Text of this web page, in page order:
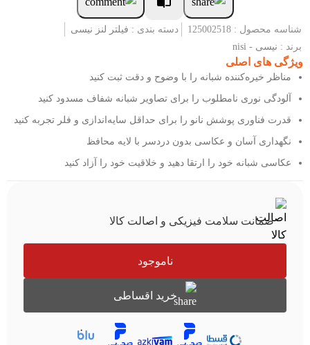
شناسه محصول : 125002518 دسته بندی : فیلتر لنز نیسی
برند : نیسی - nisi
ویژگی های اصلی
مناظر خیره‌کننده شبانه را با وضوح و دقت ثبت کنید
آلودگی نوری نامطلوب را برای تصاویر شبانه شفاف مسدود کنید
قدرت فناوری پوشش نانو را برای حداقل سایه‌اندازی و فلر تجربه کنید
نگهداری آسان و عکاسی بدون دردسر با لایه محافظ
عکاسی شبانه خود را ارتقا دهید و خلاقیت خود را آزاد کنید
ضمانت سلامت فیزیکی و اصالت کالا
ناموجود
خرید اقساطی